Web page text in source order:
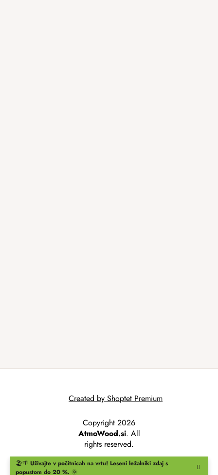
🏖️🌴 Uživajte v počitnicah na vrtu! Leseni ležalniki zdaj s
popustom do 20 %. 🌞
Created by Shoptet Premium
Copyright 2026
AtmoWood.si. All
rights reserved.